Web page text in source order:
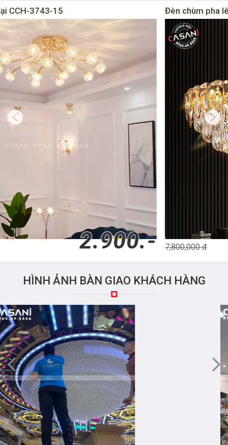
Đèn chùm pha lê hiện đại CCH-3796-60
5.900.-
HÌNH ẢNH BÀN GIAO KHÁCH HÀNG